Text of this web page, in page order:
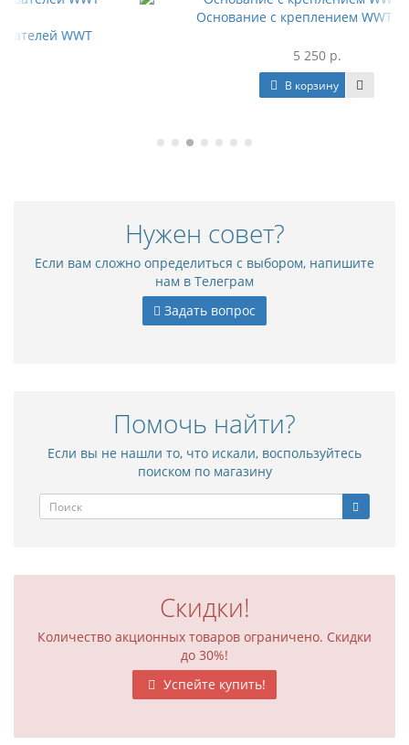
Основание с креплением WWT ELCON
Нужен совет?
Если вам сложно определиться с выбором, напишите
нам в Телеграм
Задать вопрос
Помочь найти?
Если вы не нашли то, что искали, воспользуйтесь
поиском по магазину
Скидки!
Количество акционных товаров ограничено. Скидки
до 30%!
Успейте купить!